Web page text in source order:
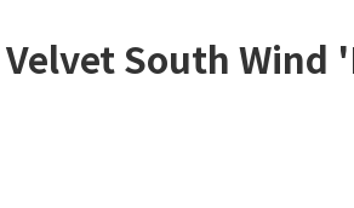
South Wind